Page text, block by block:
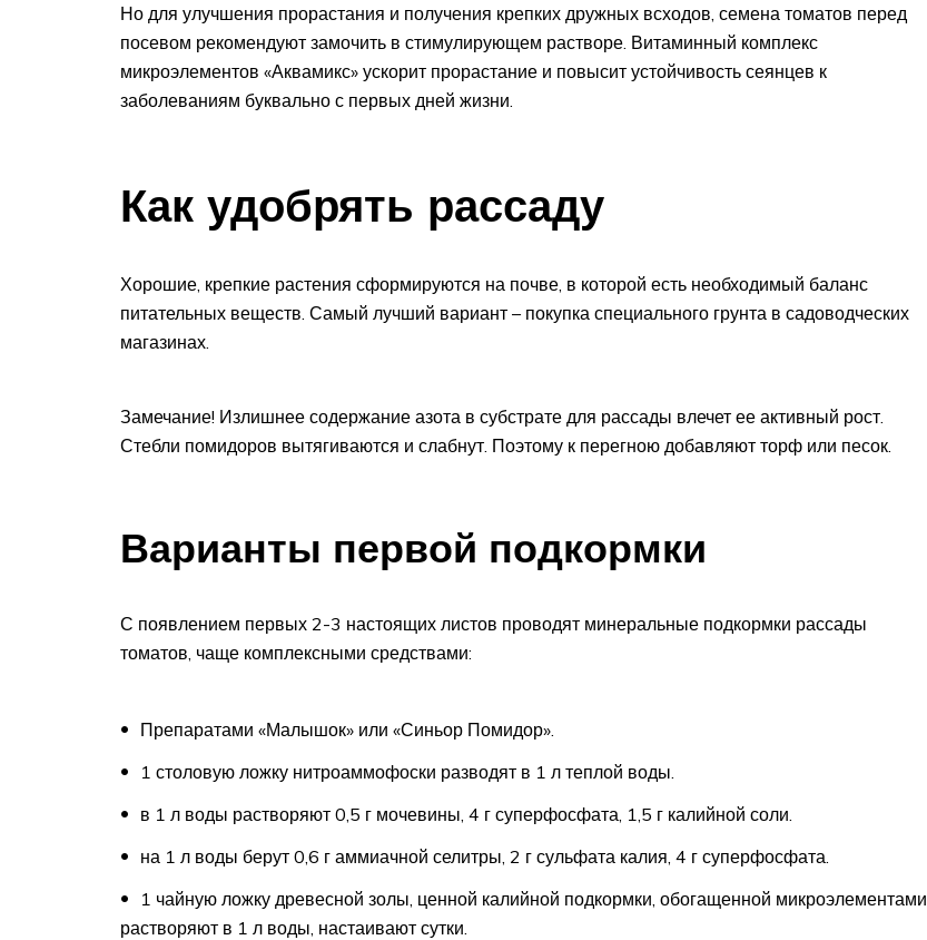
Но для улучшения прорастания и получения крепких дружных всходов, семена томатов перед
посевом рекомендуют замочить в стимулирующем растворе. Витаминный комплекс
микроэлементов «Аквамикс» ускорит прорастание и повысит устойчивость сеянцев к
заболеваниям буквально с первых дней жизни.
Как удобрять рассаду
Хорошие, крепкие растения сформируются на почве, в которой есть необходимый баланс
питательных веществ. Самый лучший вариант – покупка специального грунта в садоводческих
магазинах.
Замечание! Излишнее содержание азота в субстрате для рассады влечет ее активный рост.
Стебли помидоров вытягиваются и слабнут. Поэтому к перегною добавляют торф или песок.
Варианты первой подкормки
С появлением первых 2-3 настоящих листов проводят минеральные подкормки рассады
томатов, чаще комплексными средствами:
Препаратами «Малышок» или «Синьор Помидор».
1 столовую ложку нитроаммофоски разводят в 1 л теплой воды.
в 1 л воды растворяют 0,5 г мочевины, 4 г суперфосфата, 1,5 г калийной соли.
на 1 л воды берут 0,6 г аммиачной селитры, 2 г сульфата калия, 4 г суперфосфата.
1 чайную ложку древесной золы, ценной калийной подкормки, обогащенной микроэлементами,
растворяют в 1 л воды, настаивают сутки.